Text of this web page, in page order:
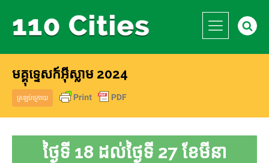
មគ្គុទ្ទេសក៍អ៊ីស្លាម 2024
ត្រឡប់​ក្រោយ
ថ្ងៃទី 18 ដល់ថ្ងៃទី 27 ខែមីនា